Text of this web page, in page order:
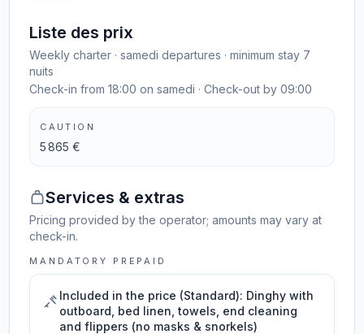
Liste des prix
Weekly charter · samedi departures · minimum stay 7
nuits
Check-in from 18:00 on samedi · Check-out by 09:00
CAUTION
5 865 €
Services & extras
Pricing provided by the operator; amounts may vary at
check-in.
MANDATORY PREPAID
Included in the price (Standard): Dinghy with
outboard, bed linen, towels, end cleaning
and flippers (no masks & snorkels)